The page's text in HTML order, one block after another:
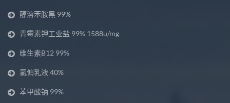
醇溶苯胺黑 99%
青霉素钾工业盐 99% 1588u/mg
维生素B12 99%
氯偏乳液 40%
苯甲酸钠 99%